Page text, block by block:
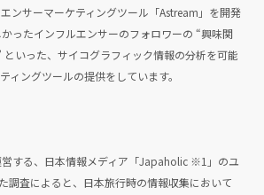
ンサーマーケティングツール「Astream」を開発
ったインフルエンサーのフォロワーの “興味関
といった、サイコグラフィック情報の分析を可能
ィングツールの提供をしています。
する、日本情報メディア「Japaholic ※1」のユ
調査によると、日本旅行時の情報収集において